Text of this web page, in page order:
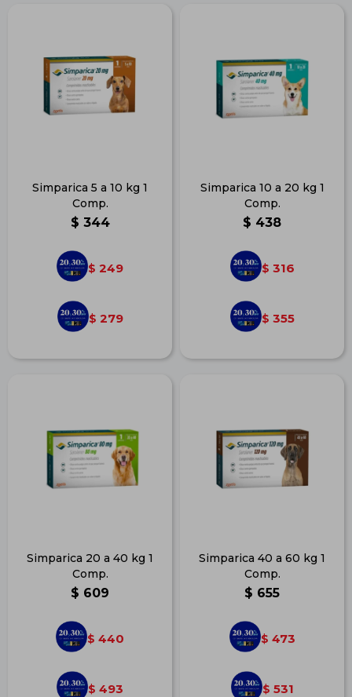
Simparica 5 a 10 kg 1
Comp.
$ 344
$ 249
$ 279
Simparica 10 a 20 kg 1
Comp.
$ 438
$ 316
$ 355
Simparica 20 a 40 kg 1
Comp.
$ 609
$ 440
$ 493
Simparica 40 a 60 kg 1
Comp.
$ 655
$ 473
$ 531